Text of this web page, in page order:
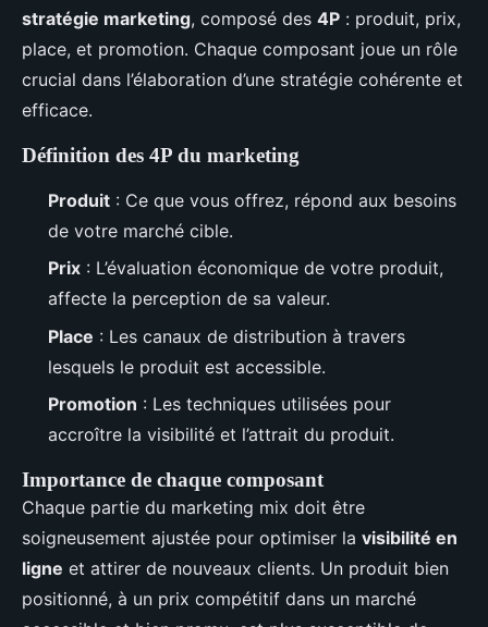
Lyana•9 décembre 2024•7 min de lecture
stratégie marketing, composé des 4P : produit, prix,
place, et promotion. Chaque composant joue un rôle
crucial dans l’élaboration d’une stratégie cohérente et
efficace.
Définition des 4P du marketing
Produit : Ce que vous offrez, répond aux besoins
de votre marché cible.
Prix : L’évaluation économique de votre produit,
affecte la perception de sa valeur.
Place : Les canaux de distribution à travers
lesquels le produit est accessible.
Promotion : Les techniques utilisées pour
accroître la visibilité et l’attrait du produit.
Importance de chaque composant
Chaque partie du marketing mix doit être
soigneusement ajustée pour optimiser la visibilité en
ligne et attirer de nouveaux clients. Un produit bien
positionné, à un prix compétitif dans un marché